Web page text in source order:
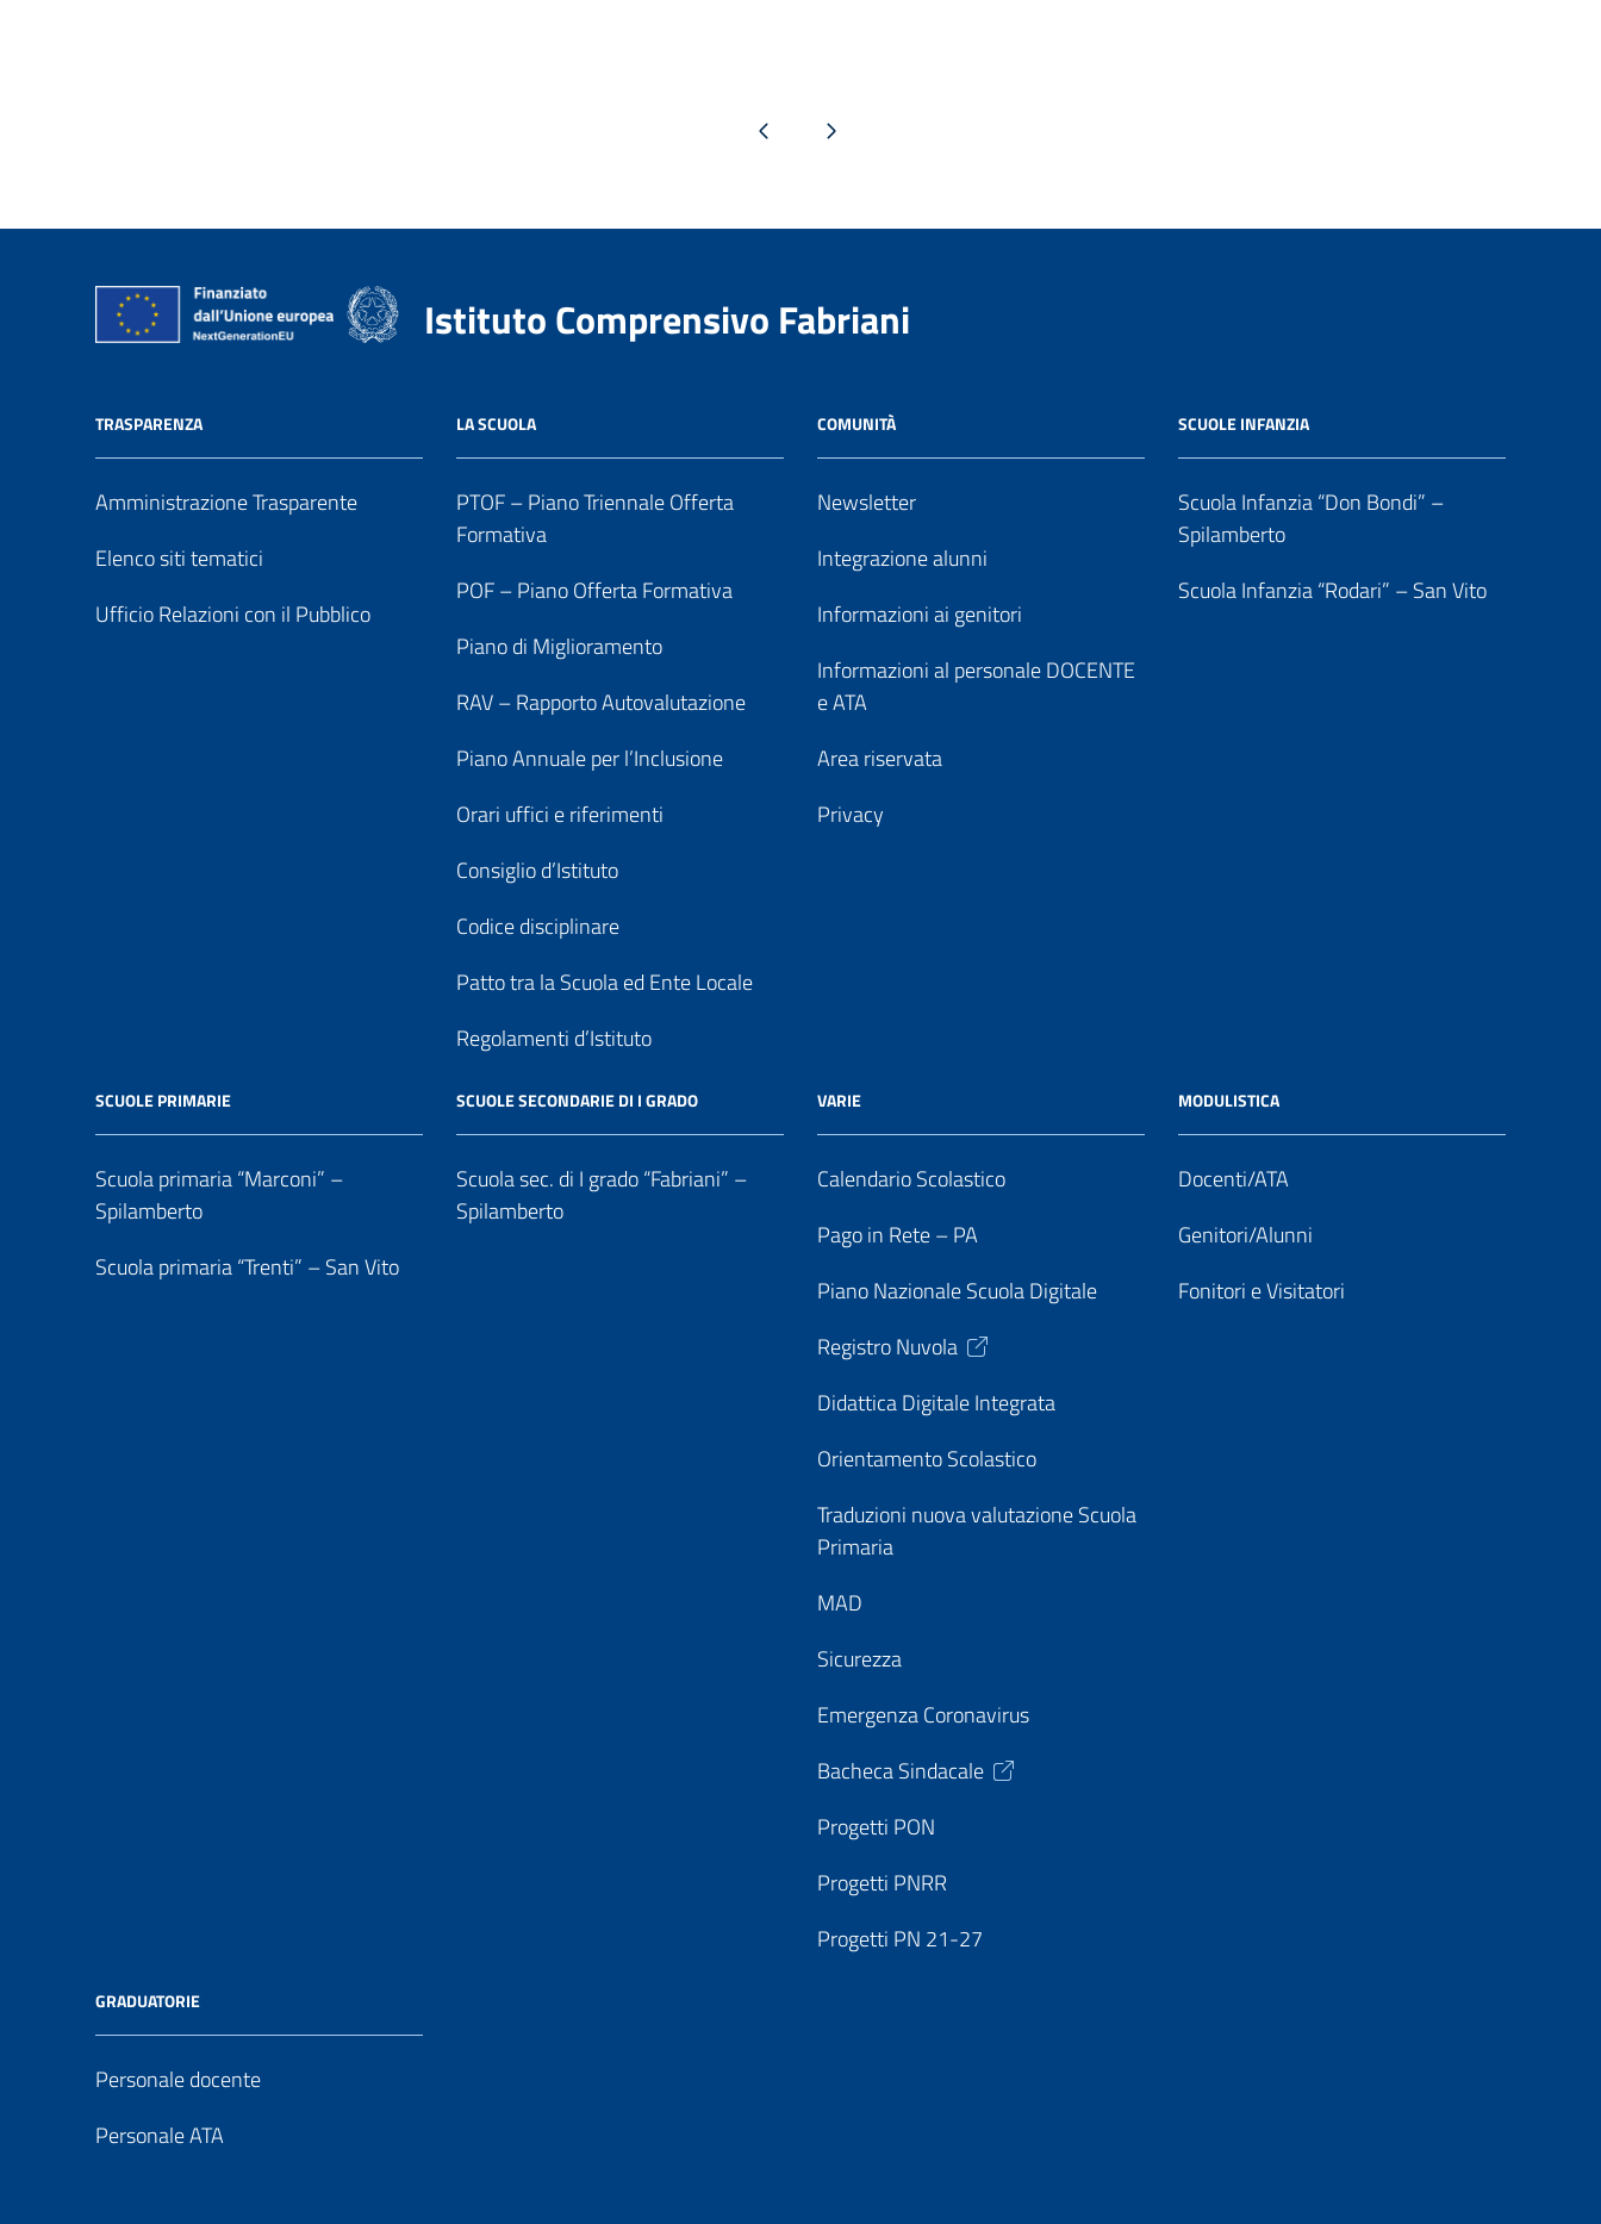
Pagina precedentePagina successiva
Istituto Comprensivo Fabriani
TRASPARENZA
Amministrazione Trasparente
Elenco siti tematici
Ufficio Relazioni con il Pubblico
LA SCUOLA
PTOF – Piano Triennale Offerta
Formativa
POF – Piano Offerta Formativa
Piano di Miglioramento
RAV – Rapporto Autovalutazione
Piano Annuale per l’Inclusione
Orari uffici e riferimenti
Consiglio d’Istituto
Codice disciplinare
Patto tra la Scuola ed Ente Locale
Regolamenti d’Istituto
COMUNITÀ
Newsletter
Integrazione alunni
Informazioni ai genitori
Informazioni al personale DOCENTE
e ATA
Area riservata
Privacy
SCUOLE INFANZIA
Scuola Infanzia “Don Bondi” –
Spilamberto
Scuola Infanzia “Rodari” – San Vito
SCUOLE PRIMARIE
Scuola primaria “Marconi” –
Spilamberto
Scuola primaria “Trenti” – San Vito
SCUOLE SECONDARIE DI I GRADO
Scuola sec. di I grado “Fabriani” –
Spilamberto
VARIE
Calendario Scolastico
Pago in Rete – PA
Piano Nazionale Scuola Digitale
Registro Nuvola
Didattica Digitale Integrata
Orientamento Scolastico
Traduzioni nuova valutazione Scuola
Primaria
MAD
Sicurezza
Emergenza Coronavirus
Bacheca Sindacale
Progetti PON
Progetti PNRR
Progetti PN 21-27
MODULISTICA
Docenti/ATA
Genitori/Alunni
Fonitori e Visitatori
GRADUATORIE
Personale docente
Personale ATA